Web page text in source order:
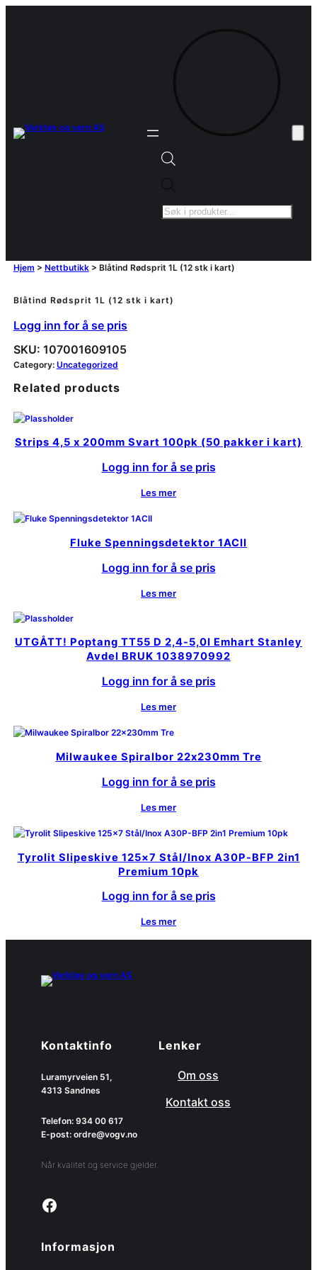
Products
Hjem > Nettbutikk> Blåtind Rødsprit 1L (12 stk i kart)
Blåtind Rødsprit 1L (12 stk i kart)
Logg inn for å se pris
SKU: 107001609105
Category: Uncategorized
Related products
Strips 4,5 x 200mm Svart 100pk (50 pakker i kart)
Logg inn for å se pris
Les mer
Fluke Spenningsdetektor 1ACII
Logg inn for å se pris
Les mer
UTGÅTT! Poptang TT55 D 2,4-5,0I Emhart Stanley
Avdel BRUK 1038970992
Logg inn for å se pris
Les mer
Milwaukee Spiralbor 22x230mm Tre
Logg inn for å se pris
Les mer
Tyrolit Slipeskive 125×7 Stål/Inox A30P-BFP 2in1
Premium 10pk
Logg inn for å se pris
Les mer
Kontaktinfo
Luramyrveien 51,
4313 Sandnes
Telefon: 934 00 617
E-post: ordre@vogv.no
Når kvalitet og service gjelder.
Link to facebook page
Lenker
Om oss
Kontakt oss
Informasjon